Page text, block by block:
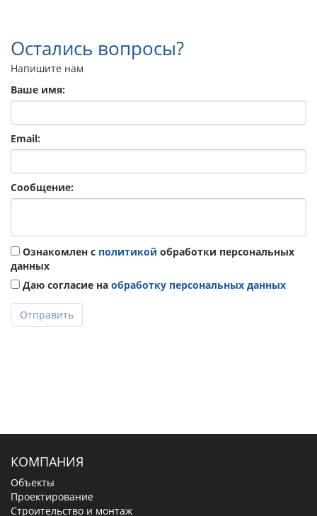
Остались вопросы?
Напишите нам
Ваше имя:
Email:
Сообщение:
Ознакомлен с политикой обработки персональных
данных
Даю согласие на обработку персональных данных
Отправить
КОМПАНИЯ
Объекты
Проектирование
Строительство и монтаж